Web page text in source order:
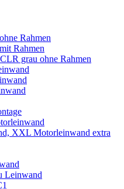
Rahmen
Rahmen
grau ohne Rahmen
XXL Motorleinwand extra
Leinwand